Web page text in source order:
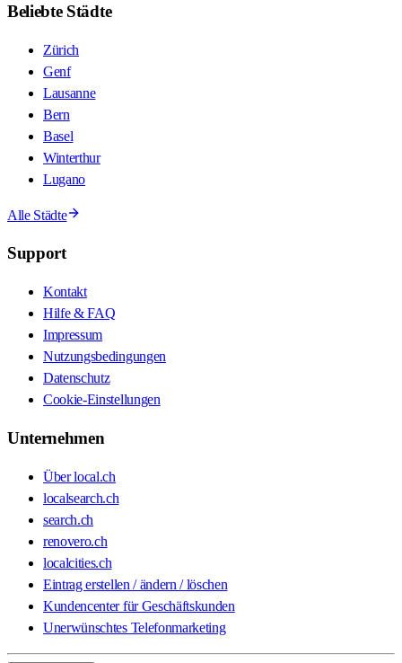
Beliebte Städte
Zürich
Genf
Lausanne
Bern
Basel
Winterthur
Lugano
Alle Städte
Support
Kontakt
Hilfe & FAQ
Impressum
Nutzungsbedingungen
Datenschutz
Cookie-Einstellungen
Unternehmen
Über local.ch
localsearch.ch
search.ch
renovero.ch
localcities.ch
Eintrag erstellen / ändern / löschen
Kundencenter für Geschäftskunden
Unerwünschtes Telefonmarketing